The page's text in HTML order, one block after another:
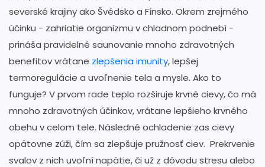
severské krajiny ako Švédsko a Fínsko. Okrem zrejmého
účinku - zahriatie organizmu v chladnom podnebí -
prináša pravidelné saunovanie mnoho zdravotných
benefitov vrátane zlepšenia imunity, lepšej
termoregulácie a uvoľnenie tela a mysle. Ako to
funguje? V prvom rade teplo rozširuje krvné cievy, čo má
mnoho zdravotných účinkov, vrátane lepšieho krvného
obehu v celom tele. Následné ochladenie zas cievy
opätovne zúži, čím sa zlepšuje pružnosť ciev. Prekrvenie
svalov z nich uvoľní napätie, či už z dôvodu stresu alebo